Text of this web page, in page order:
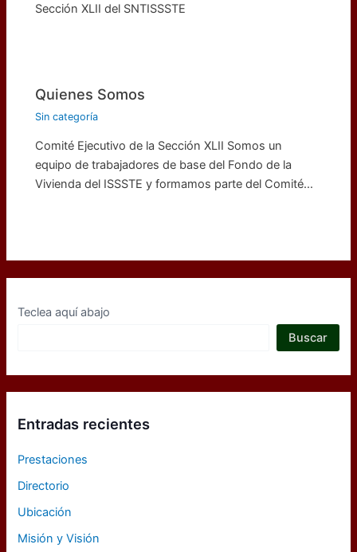
Sección XLII del SNTISSSTE
Quienes Somos
Sin categoría
Comité Ejecutivo de la Sección XLII Somos un
equipo de trabajadores de base del Fondo de la
Vivienda del ISSSTE y formamos parte del Comité…
Teclea aquí abajo
Buscar
Entradas recientes
Prestaciones
Directorio
Ubicación
Misión y Visión